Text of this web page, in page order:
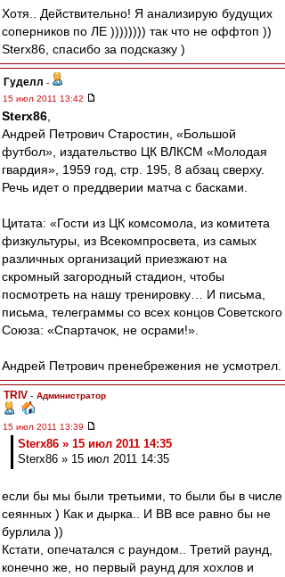
Хотя.. Действительно! Я анализирую будущих
соперников по ЛЕ )))))))) так что не оффтоп ))
Sterx86, спасибо за подсказку )
Гуделл -
15 июл 2011 13:42
Sterx86
Андрей Петрович Старостин, «Большой
футбол», издательство ЦК ВЛКСМ «Молодая
гвардия», 1959 год, стр. 195, 8 абзац сверху.
Речь идет о преддверии матча с басками.
Цитата: «Гости из ЦК комсомола, из комитета
физкультуры, из Всекомпросвета, из самых
различных организаций приезжают на
скромный загородный стадион, чтобы
посмотреть на нашу тренировку… И письма,
письма, телеграммы со всех концов Советского
Союза: «Спартачок, не осрами!».
Андрей Петрович пренебрежения не усмотрел.
TRIV - Администратор
15 июл 2011 13:39
Sterx86 » 15 июл 2011 14:35
Sterx86 » 15 июл 2011 14:35
если бы мы были третьими, то были бы в числе
сеянных ) Как и дырка.. И ВВ все равно бы не
бурлила ))
Кстати, опечатался с раундом.. Третий раунд,
конечно же, но первый раунд для хохлов и